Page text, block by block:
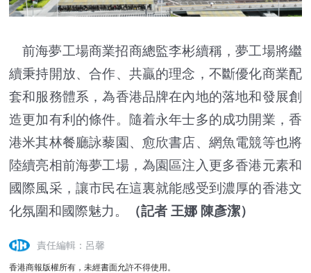
前海夢工場商業招商總監李彬續稱，夢工場將繼
續秉持開放、合作、共贏的理念，不斷優化商業配
套和服務體系，為香港品牌在內地的落地和發展創
造更加有利的條件。隨着永年士多的成功開業，香
港米其林餐廳詠藜園、愈欣書店、網魚電競等也將
陸續亮相前海夢工場，為園區注入更多香港元素和
國際風采，讓市民在這裏就能感受到濃厚的香港文
化氛圍和國際魅力。
（記者 王娜 陳彥潔）
責任編輯：呂馨
香港商報版權所有，未經書面允許不得使用。